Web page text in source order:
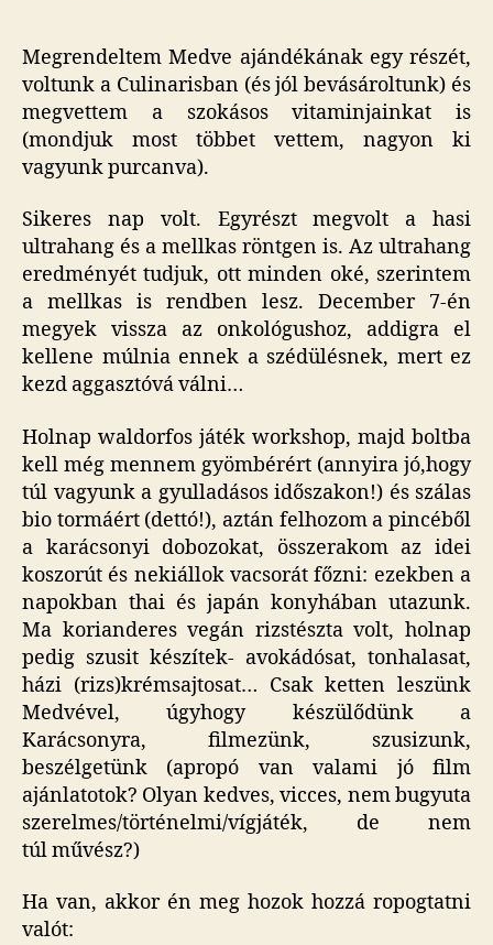
Megrendeltem Medve ajándékának egy részét,
voltunk a Culinarisban (és jól bevásároltunk) és
megvettem a szokásos vitaminjainkat is
(mondjuk most többet vettem, nagyon ki
vagyunk purcanva).
Sikeres nap volt. Egyrészt megvolt a hasi
ultrahang és a mellkas röntgen is. Az ultrahang
eredményét tudjuk, ott minden oké, szerintem
a mellkas is rendben lesz. December 7-én
megyek vissza az onkológushoz, addigra el
kellene múlnia ennek a szédülésnek, mert ez
kezd aggasztóvá válni…
Holnap waldorfos játék workshop, majd boltba
kell még mennem gyömbérért (annyira jó,hogy
túl vagyunk a gyulladásos időszakon!) és szálas
bio tormáért (dettó!), aztán felhozom a pincéből
a karácsonyi dobozokat, összerakom az idei
koszorút és nekiállok vacsorát főzni: ezekben a
napokban thai és japán konyhában utazunk.
Ma korianderes vegán rizstészta volt, holnap
pedig szusit készítek- avokádósat, tonhalasat,
házi (rizs)krémsajtosat… Csak ketten leszünk
Medvével, úgyhogy készülődünk a
Karácsonyra, filmezünk, szusizunk,
beszélgetünk (apropó van valami jó film
ajánlatotok? Olyan kedves, vicces, nem bugyuta
szerelmes/történelmi/vígjáték, de nem
túl művész?)
Ha van, akkor én meg hozok hozzá ropogtatni
valót: